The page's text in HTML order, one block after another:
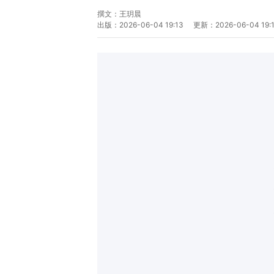
撰文： 王玥晨
出版： 2026-06-04 19:13 更新： 2026-06-04